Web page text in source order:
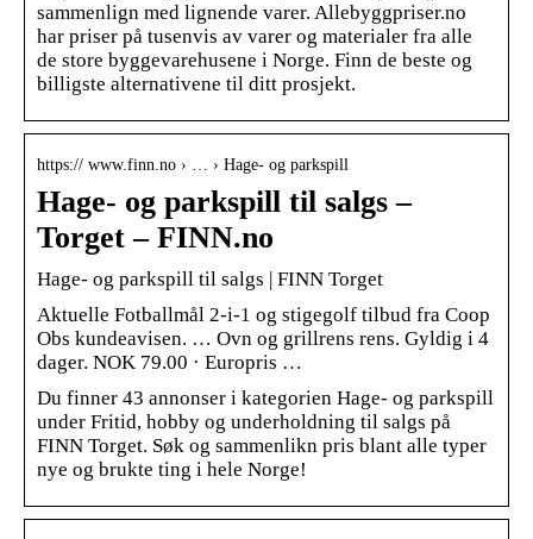
sammenlign med lignende varer. Allebyggpriser.no
har priser på tusenvis av varer og materialer fra alle
de store byggevarehusene i Norge. Finn de beste og
billigste alternativene til ditt prosjekt.
https:// www.finn.no › … › Hage- og parkspill
Hage- og parkspill til salgs –
Torget – FINN.no
Hage- og parkspill til salgs | FINN Torget
Aktuelle Fotballmål 2-i-1 og stigegolf tilbud fra Coop
Obs kundeavisen. … Ovn og grillrens rens. Gyldig i 4
dager. NOK 79.00 · Europris …
Du finner 43 annonser i kategorien Hage- og parkspill
under Fritid, hobby og underholdning til salgs på
FINN Torget. Søk og sammenlikn pris blant alle typer
nye og brukte ting i hele Norge!